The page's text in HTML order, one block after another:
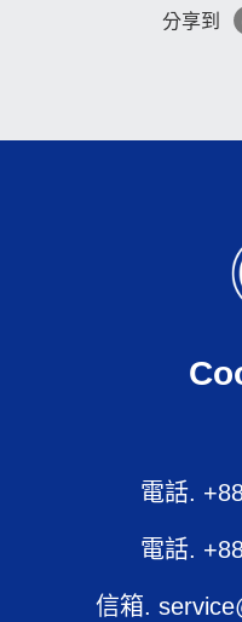
分享到
電話.
電話.
信箱.